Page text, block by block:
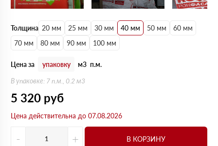
Толщина 20 мм 25 мм 30 мм 40 мм 50 мм
60 мм
70 мм
80 мм 90 мм 100 мм
Цена за упаковку м3 п.м.
В упаковке: 7 п.м., 0.2 м3
5 320 руб
Цена действительна до 07.08.2026
- + В КОРЗИНУ